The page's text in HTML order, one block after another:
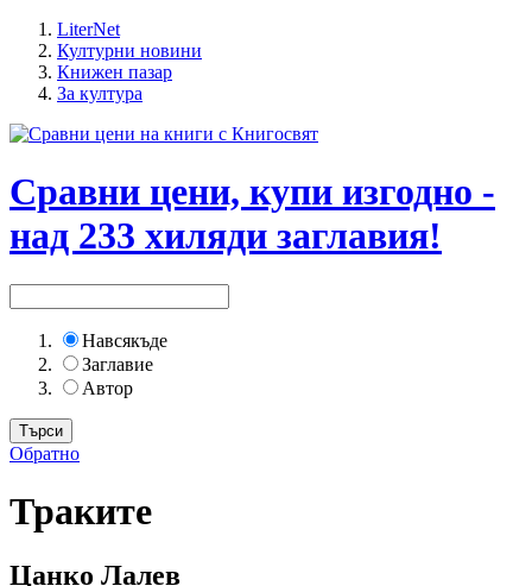
LiterNet
Културни новини
Книжен пазар
За култура
Сравни цени, купи изгодно -
над 233 хиляди заглавия!
Навсякъде
Заглавие
Автор
Обратно
Траките
Цанко Лалев